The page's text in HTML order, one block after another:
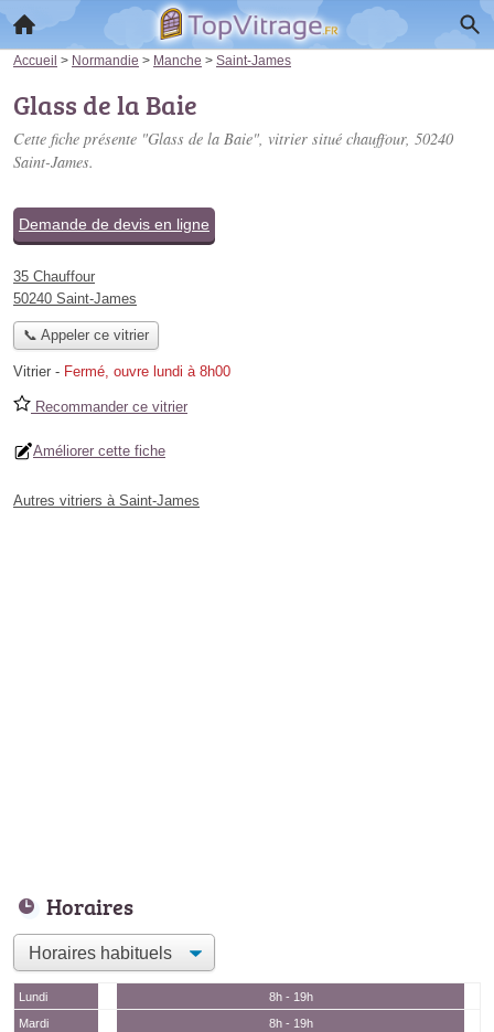
Accueil > Normandie > Manche > Saint-James
Glass de la Baie
Cette fiche présente "Glass de la Baie", vitrier situé chauffour, 50240
Saint-James.
Demande de devis en ligne
35 Chauffour
50240 Saint-James
📞 Appeler ce vitrier
Vitrier - Fermé, ouvre lundi à 8h00
Recommander ce vitrier
Améliorer cette fiche
Autres vitriers à Saint-James
Horaires
Lundi
8h - 19h
Mardi
8h - 19h